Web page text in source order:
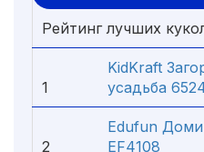
Рейтинг лучших
1
KidKraft
усадьба
2
Edufun
EF4108